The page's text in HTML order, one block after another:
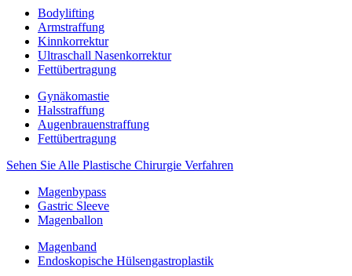
Bodylifting
Armstraffung
Kinnkorrektur
Ultraschall Nasenkorrektur
Fettübertragung
Gynäkomastie
Halsstraffung
Augenbrauenstraffung
Fettübertragung
Sehen Sie Alle Plastische Chirurgie Verfahren
Magenbypass
Gastric Sleeve
Magenballon
Magenband
Endoskopische Hülsengastroplastik